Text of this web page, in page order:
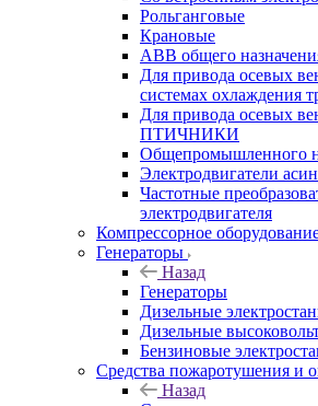
Рольганговые
Крановые
АВВ общего
Для привода осевых
системах охлаждения
Для привода осевых
ПТИЧНИКИ
Общепромышленного
Электродвигатели
Частотные
электродвигателя
Компрессорное
Генераторы
Назад
Генераторы
Дизельные
Дизельные
Бензиновые
Средства пожаротушения и
Назад